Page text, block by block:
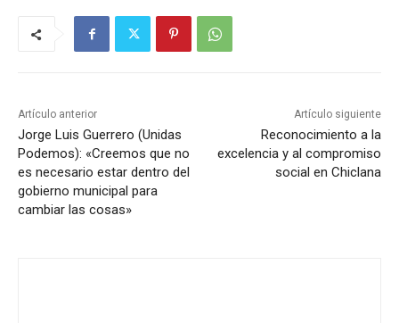
Artículo anterior
Jorge Luis Guerrero (Unidas
Podemos): «Creemos que no
es necesario estar dentro del
gobierno municipal para
cambiar las cosas»
Artículo siguiente
Reconocimiento a la
excelencia y al compromiso
social en Chiclana